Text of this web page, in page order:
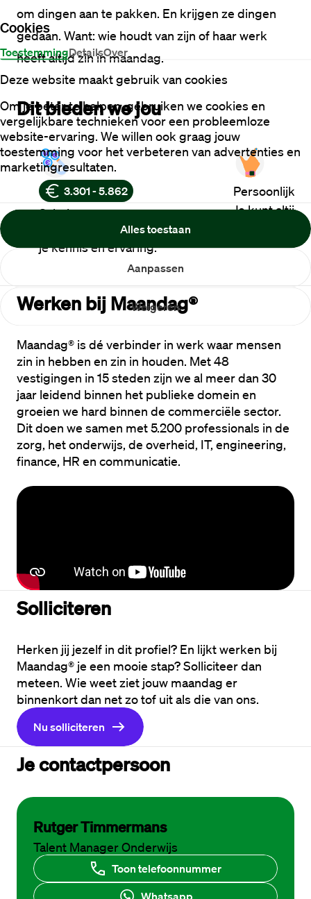
Cookies
ToestemmingDetailsOver
Deze website maakt gebruik van cookies
Om je beter te helpen, gebruiken we cookies en
vergelijkbare technieken voor een probleemloze
website-ervaring. We willen ook graag jouw
toestemming voor het verbeteren van advertenties en
marketingresultaten.
Weigeren
Aanpassen
Alles toestaan
om dingen aan te pakken. En krijgen ze dingen
gedaan. Want: wie houdt van zijn of haar werk
heeft altijd zin in maandag.
Dit bieden we jou
3.301 - 5.862
Salaris
Goed salaris op basis van
je kennis en ervaring.
Persoonlijke
Je kunt altijd
jouw
Werken bij Maandag®
Maandag® is dé verbinder in werk waar mensen
zin in hebben en zin in houden. Met 48
vestigingen in 15 steden zijn we al meer dan 30
jaar leidend binnen het publieke domein en
groeien we hard binnen de commerciële sector.
Dit doen we samen met 5.200 professionals in de
zorg, het onderwijs, de overheid, IT, engineering,
finance, HR en communicatie.
Solliciteren
Herken jij jezelf in dit profiel? En lijkt werken bij
Maandag® je een mooie stap? Solliciteer dan
meteen. Wie weet ziet jouw maandag er
binnenkort dan net zo tof uit als die van ons.
Nu solliciteren
Je contactpersoon
Rutger Timmermans
Talent Manager Onderwijs
Toon telefoonnummer
Whatsapp